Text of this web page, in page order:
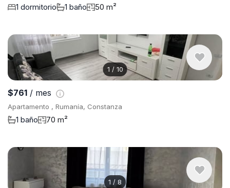
1 dormitorio 1 baño 50 m²
1 / 10
$761 / mes
Apartamento , Rumanía, Constanza
1 baño 70 m²
1 / 8